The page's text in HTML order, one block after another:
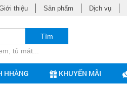
thiệu Sản phẩm Dịch vụ
Tìm
tủ mát...
HHÀNG KHUYẾN MÃI